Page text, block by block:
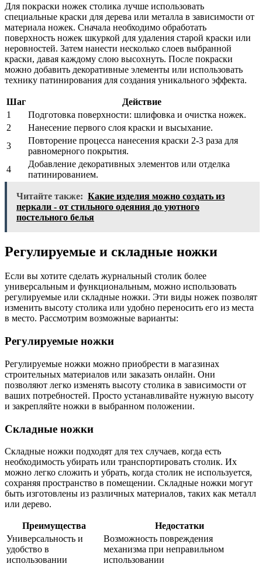
Для покраски ножек столика лучше использовать
специальные краски для дерева или металла в зависимости от
материала ножек. Сначала необходимо обработать
поверхность ножек шкуркой для удаления старой краски или
неровностей. Затем нанести несколько слоев выбранной
краски, давая каждому слою высохнуть. После покраски
можно добавить декоративные элементы или использовать
технику патинирования для создания уникального эффекта.
Шаг
Действие
1
Подготовка поверхности: шлифовка и очистка ножек.
2
Нанесение первого слоя краски и высыхание.
3
Повторение процесса нанесения краски 2-3 раза для
равномерного покрытия.
4
Добавление декоративных элементов или отделка
патинированием.
Читайте также: Какие изделия можно создать из
перкали - от стильного одеяния до уютного
постельного белья
Регулируемые и складные ножки
Если вы хотите сделать журнальный столик более
универсальным и функциональным, можно использовать
регулируемые или складные ножки. Эти виды ножек позволят
изменить высоту столика или удобно переносить его из места
в место. Рассмотрим возможные варианты:
Регулируемые ножки
Регулируемые ножки можно приобрести в магазинах
строительных материалов или заказать онлайн. Они
позволяют легко изменять высоту столика в зависимости от
ваших потребностей. Просто устанавливайте нужную высоту
и закрепляйте ножки в выбранном положении.
Складные ножки
Складные ножки подходят для тех случаев, когда есть
необходимость убирать или транспортировать столик. Их
можно легко сложить и убрать, когда столик не используется,
сохраняя пространство в помещении. Складные ножки могут
быть изготовлены из различных материалов, таких как металл
или дерево.
Преимущества
Недостатки
Универсальность и
удобство в
использовании
Возможность повреждения
механизма при неправильном
использовании